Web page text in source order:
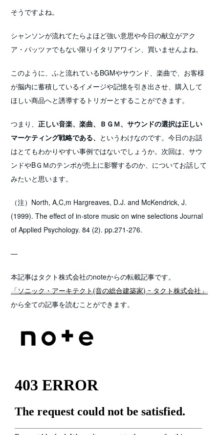
そうですよね。
シャンソンが流れてたらよほど強い意思や今日の献立がアク
ア・パッツァでもない限りイタリアワイン、買いませんよね。
このように、ふと流れているBGMやサウンド、楽曲で、お客様
が脳内に蓄積しているイメージや記憶を引き出させ、購入して
ほしい商品へと誘導するトリガーとすることができます。
つまり、正しい音楽、楽曲、ＢＧＭ、サウンドの選択は正しい
マーケティング戦略である、 というわけなのです。今日のお話
はとてもわかりやすい事例ではないでしょうか。次回は、サウ
ンドやBＧＭのテンポが売上に影響するのか、についてお話して
みたいと思います。
（注）North, A,C,m Hargreaves, D.J. and McKendrick, J.
(1999). The effect of in-store music on wine selections Journal
of Applied Psychology. 84 (2). pp.271-276.
—
本記事はタクト株式会社のnoteからの転載記事です。
「ソニック・アーキテクト(音の総合建築家) ｰ タクト株式会社」
から全ての記事を読むことができます。